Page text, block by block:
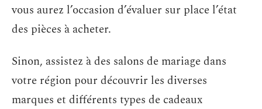
vous aurez l’occasion d’évaluer sur place l’état
des pièces à acheter.
Sinon, assistez à des salons de mariage dans
votre région pour découvrir les diverses
marques et différents types de cadeaux